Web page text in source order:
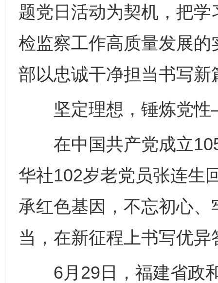
题党日活动为契机，把
检监察工作高质量发展
部以忠诚干净担当书写
坚定理想，锤炼党
在中国共产党成立105
华社102岁老党员张连生
承红色基因，不忘初心
当，在新征程上书写优异
6月29日，福建省政和